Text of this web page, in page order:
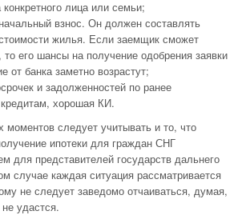
лица или семьи;
взнос. Он должен составлять
жилья. Если заемщик сможет
то его шансы на получение одобрения заявки
от банка заметно возрастут;
и задолженностей по ранее
хорошая КИ.
моментов следует учитывать и то, что
ипотеки для граждан СНГ
для представителей государств дальнего
случае каждая ситуация рассматривается
не следует заведомо отчаиваться, думая,
удастся.